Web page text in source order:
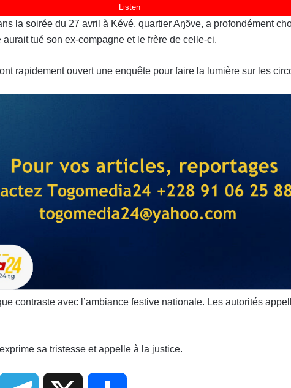
la soirée du 27 avril à Kévé, quartier Aŋɔ̃ve, a profondément
aurait tué son ex-compagne et le frère de celle-ci.
rapidement ouvert une enquête pour faire la lumière sur les
contraste avec l’ambiance festive nationale. Les autorités
sa tristesse et appelle à la justice.